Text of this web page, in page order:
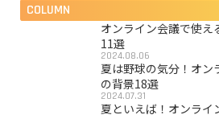
COLUMN
オンライン会議で使え
11選
2024.08.06
夏は野球の気分！オン
の背景18選
2024.07.31
夏といえば！オンラ